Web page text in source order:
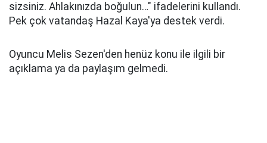
sizsiniz. Ahlakınızda boğulun…" ifadelerini kullandı.
Pek çok vatandaş Hazal Kaya'ya destek verdi.
Oyuncu Melis Sezen'den henüz konu ile ilgili bir
açıklama ya da paylaşım gelmedi.